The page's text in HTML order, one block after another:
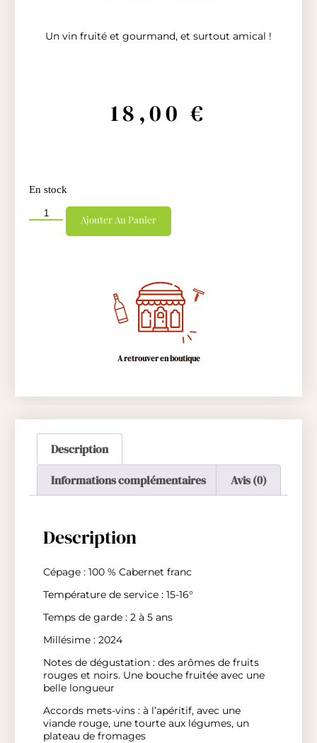
Un vin fruité et gourmand, et surtout amical !
18,00 €
En stock
Ajouter Au Panier
A retrouver en boutique
Description
Informations complémentaires
Avis (0)
Description
Cépage : 100 % Cabernet franc
Température de service : 15-16°
Temps de garde : 2 à 5 ans
Millésime : 2024
Notes de dégustation : des arômes de fruits
rouges et noirs. Une bouche fruitée avec une
belle longueur
Accords mets-vins : à l’apéritif, avec une
viande rouge, une tourte aux légumes, un
plateau de fromages